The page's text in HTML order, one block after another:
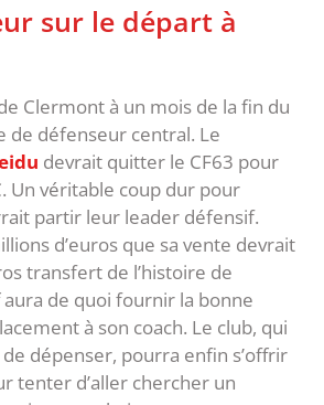
sur le départ à
Clermont à un mois de la fin du
de défenseur central. Le
devrait quitter le CF63 pour
Un véritable coup dur pour
partir leur leader défensif.
d’euros que sa vente devrait
transfert de l’histoire de
de quoi fournir la bonne
à son coach. Le club, qui
de dépenser, pourra enfin s’offrir
tenter d’aller chercher un